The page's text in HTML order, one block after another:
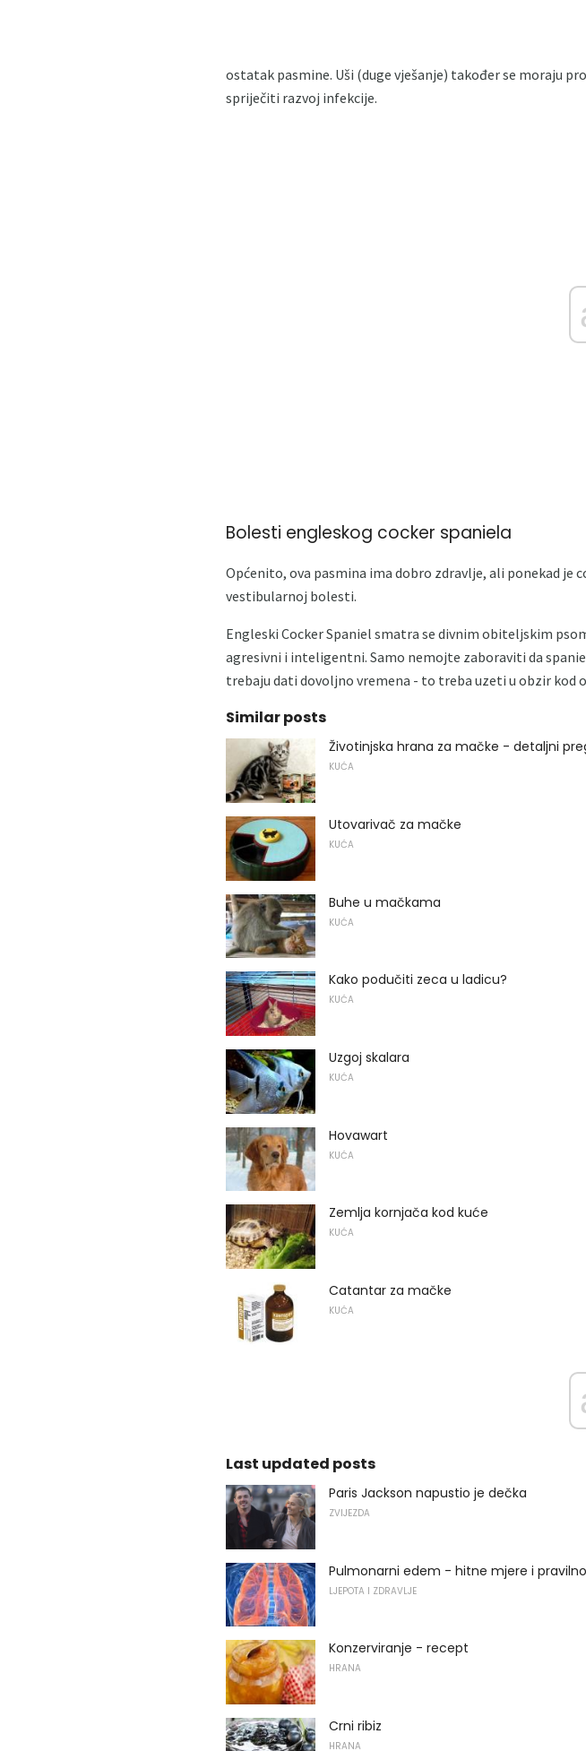
ostatak pasmine. Uši (duge vješanje) također se moraju
spriječiti razvoj infekcije.
Bolesti engleskog cocker spaniela
Općenito, ova pasmina ima dobro zdravlje, ali ponekad
vestibularnoj bolesti.
Engleski Cocker Spaniel smatra se divnim obiteljskim
agresivni i inteligentni. Samo nemojte zaboraviti da
trebaju dati dovoljno vremena - to treba uzeti u obzir kod
Similar posts
Životinjska hrana za mačke - detaljni
KUĆA
Utovarivač za mačke
KUĆA
Buhe u mačkama
KUĆA
Kako podučiti zeca u ladicu?
KUĆA
Uzgoj skalara
KUĆA
Hovawart
KUĆA
Zemlja kornjača kod kuće
KUĆA
Catantar za mačke
KUĆA
Last updated posts
Paris Jackson napustio je dečka
ZVIJEZDA
Pulmonarni edem - hitne mjere i
LJEPOTA I ZDRAVLJE
Konzerviranje - recept
HRANA
Crni ribiz
HRANA